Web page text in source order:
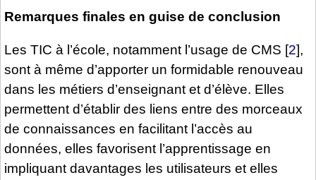
Remarques finales en guise de conclusion
Les TIC à l’école, notamment l’usage de CMS [2],
sont à même d’apporter un formidable renouveau
dans les métiers d’enseignant et d’élève. Elles
permettent d’établir des liens entre des morceaux
de connaissances en facilitant l’accès au
données, elles favorisent l’apprentissage en
impliquant davantages les utilisateurs et elles